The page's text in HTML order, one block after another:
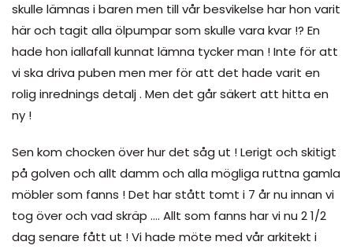
skulle lämnas i baren men till vår besvikelse har hon varit
här och tagit alla ölpumpar som skulle vara kvar !? En
hade hon iallafall kunnat lämna tycker man ! Inte för att
vi ska driva puben men mer för att det hade varit en
rolig inrednings detalj . Men det går säkert att hitta en
ny !
Sen kom chocken över hur det såg ut ! Lerigt och skitigt
på golven och allt damm och alla mögliga ruttna gamla
möbler som fanns ! Det har stått tomt i 7 år nu innan vi
tog över och vad skräp …. Allt som fanns har vi nu 2 1/2
dag senare fått ut ! Vi hade möte med vår arkitekt i